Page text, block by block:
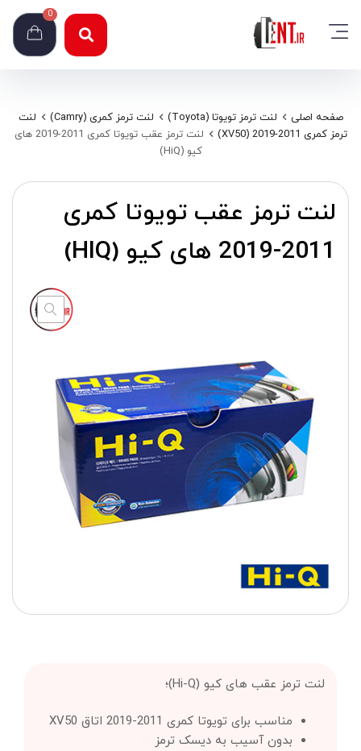
0
صفحه اصلی لنت ترمز تویوتا (Toyota) لنت ترمز کمری (Camry)
لنت
ترمز کمری 2011-2019 (XV50)
لنت ترمز عقب تویوتا کمری 2011-2019 های
کیو (HiQ)
لنت ترمز عقب تویوتا کمری
2011-2019 های کیو (HIQ)
لنت ترمز عقب های کیو (Hi-Q)؛
مناسب برای تویوتا کمری 2011-2019 اتاق XV50
بدون آسیب به دیسک ترمز